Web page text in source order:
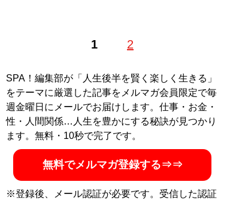
1 2
SPA！編集部が「人生後半を賢く楽しく生きる」
をテーマに厳選した記事をメルマガ会員限定で毎
週金曜日にメールでお届けします。仕事・お金・
性・人間関係…人生を豊かにする秘訣が見つかり
ます。無料・10秒で完了です。
無料でメルマガ登録する⇒⇒
※登録後、メール認証が必要です。受信した認証